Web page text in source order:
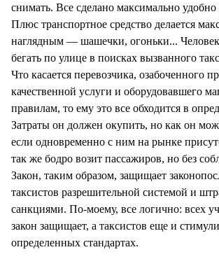
снимать. Все сделано максимально
Плюс транспортное средство делается
наглядным — шашечки, огоньки...
бегать по улице в поисках вызванного
Что касается перевозчика, озабоченного
качественной услуги и оборудовавшего
правилам, то ему это все обходится в
Затраты он должен окупить, но как он
если одновременно с ним на рынке
так же бодро возит пассажиров, но без
Закон, таким образом, защищает
таксистов разрешительной системой и
санкциями. По-моему, все логично: всех
закон защищает, а таксистов еще и
определенных стандартах.